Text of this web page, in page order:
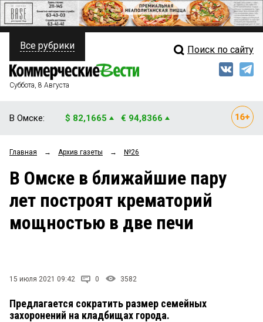
ПОЛИТИКА
ФИНАНСЫ
ОБЩЕСТВО
ЗАКОН
НОВОСТИ КОМПАНИЙ
Свежий выпуск
Рейтинги
Блоги
Архив
Все рубрики Поиск по сайту
Суббота, 8 Августа
В Омске: $ 82,1665 € 94,8366
Главная → Архив газеты → №26
В Омске в ближайшие пару
лет построят крематорий
мощностью в две печи
15 июля 2021 09:42 0 3582
Предлагается сократить размер семейных
захоронений на кладбищах города.